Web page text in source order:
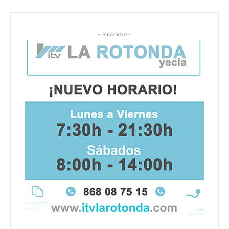
- Publicidad -